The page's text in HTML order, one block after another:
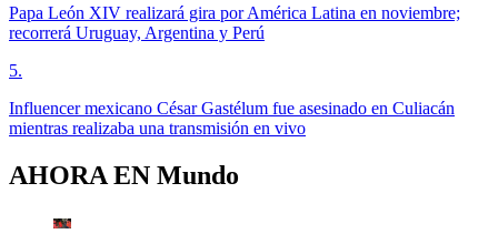
Papa León XIV realizará gira por América Latina en noviembre;
recorrerá Uruguay, Argentina y Perú
5.
Influencer mexicano César Gastélum fue asesinado en Culiacán
mientras realizaba una transmisión en vivo
AHORA EN Mundo